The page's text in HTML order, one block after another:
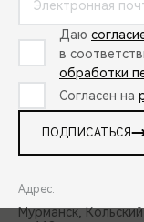
Даю
в
обработки
Согласен на
ПОДПИСАТЬСЯ
Адрес:
Мурманск,